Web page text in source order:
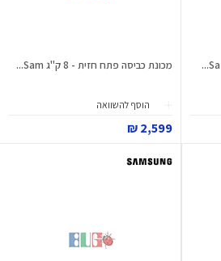
מכונת כביסה פתח חזית - 8 ק"ג Sam...
הוסף להשוואה
2,599 ₪